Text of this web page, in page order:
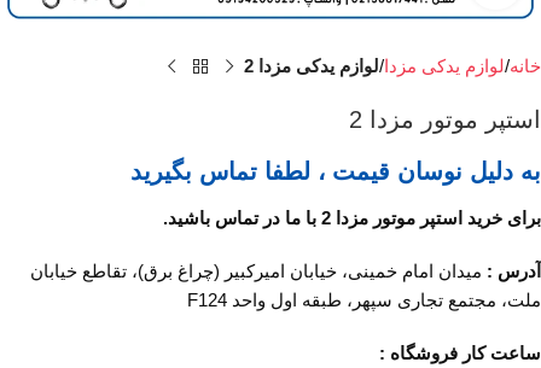
خانه لوازم یدکی مزدا لوازم یدکی مزدا 2
استپر موتور مزدا 2
به دلیل نوسان قیمت ، لطفا تماس بگیرید
برای خرید استپر موتور مزدا 2 با ما در تماس باشید.
آدرس : میدان امام خمینی، خیابان امیرکبیر (چراغ برق)، تقاطع خیابان
ملت، مجتمع تجاری سپهر، طبقه اول واحد F124
ساعت کار فروشگاه :